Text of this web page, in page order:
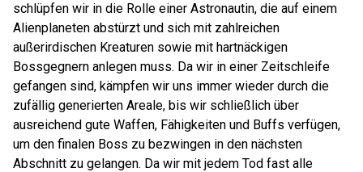
schlüpfen wir in die Rolle einer Astronautin, die auf einem
Alienplaneten abstürzt und sich mit zahlreichen
außerirdischen Kreaturen sowie mit hartnäckigen
Bossgegnern anlegen muss. Da wir in einer Zeitschleife
gefangen sind, kämpfen wir uns immer wieder durch die
zufällig generierten Areale, bis wir schließlich über
ausreichend gute Waffen, Fähigkeiten und Buffs verfügen,
um den finalen Boss zu bezwingen in den nächsten
Abschnitt zu gelangen. Da wir mit jedem Tod fast alle